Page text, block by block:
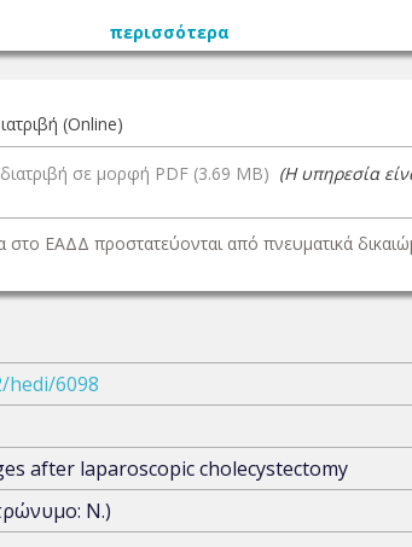
περισσότερα
(Online)
σε μορφή PDF (3.69 MB) (Η υπηρεσία
στο ΕΑΔΔ προστατεύονται από πνευματικά
hedi/6098
after laparoscopic cholecystectomy
Ν.)